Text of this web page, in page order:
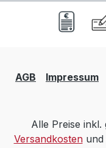
AGB Impressum
Alle Preise
Versandkostenund